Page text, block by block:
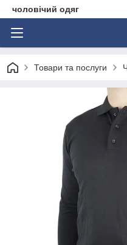
чоловічий одяг
Товари та послуги